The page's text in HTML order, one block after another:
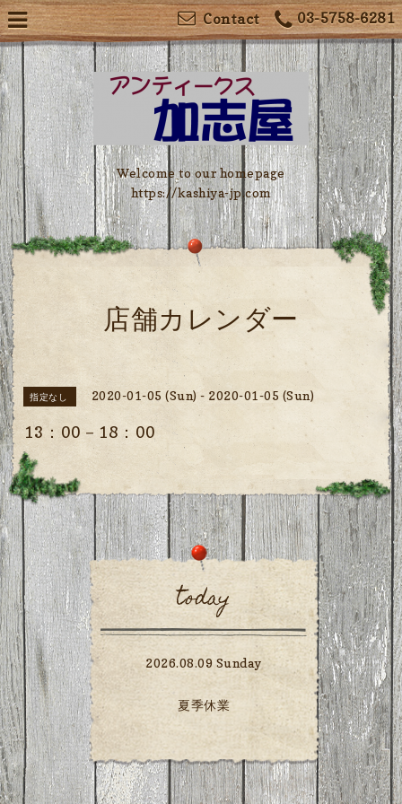
03-5758-6281
Contact
Welcome to our homepage
https://kashiya-jp.com
店舗カレンダー
指定なし 2020-01-05 (Sun) - 2020-01-05 (Sun)
13：00－18：00
today
2026.08.09 Sunday
夏季休業